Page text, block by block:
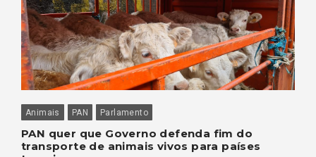
Animais PAN Parlamento
PAN quer que Governo defenda fim do
transporte de animais vivos para países